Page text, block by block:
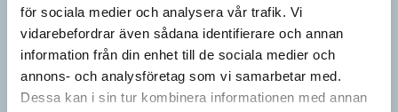
för sociala medier och analysera vår trafik. Vi
vidarebefordrar även sådana identifierare och annan
information från din enhet till de sociala medier och
annons- och analysföretag som vi samarbetar med.
Dessa kan i sin tur kombinera informationen med annan